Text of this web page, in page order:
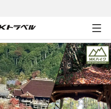
絶景ハイク 心奪われる風景を